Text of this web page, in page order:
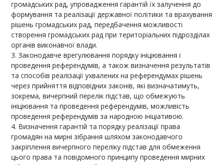
громадських рад, упровадження гарантій їх залучення до
формування та реалізації державної політики та врахування
рішень громадських рад, передбачення можливості
створення громадських рад при територіальних підрозділах
органів виконавчої влади.
Законодавче врегулювання порядку ініціювання і
проведення референдумів, а також визначення результатів
та способів реалізації ухвалених на референдумах рішень
через прийняття відповідних законів, які визначатимуть,
зокрема, вичерпний перелік підстав, що обмежують
ініціювання та проведення референдумів, можливість
проведення референдумів за народною ініціативою.
Визначення гарантій та порядку реалізації права
громадян на мирні зібрання шляхом законодавчого
закріплення вичерпного переліку підстав для обмеження
цього права та повідомного принципу проведення мирних